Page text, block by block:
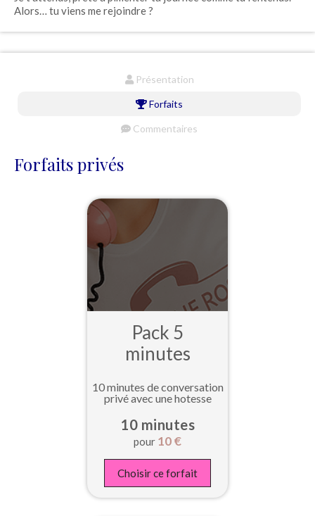
Alors… tu viens me rejoindre ?
Présentation
Forfaits
Commentaires
Forfaits privés
Pack 5
minutes
10 minutes de conversation
privé avec une hotesse
10 minutes
pour 10€
Choisir ce forfait